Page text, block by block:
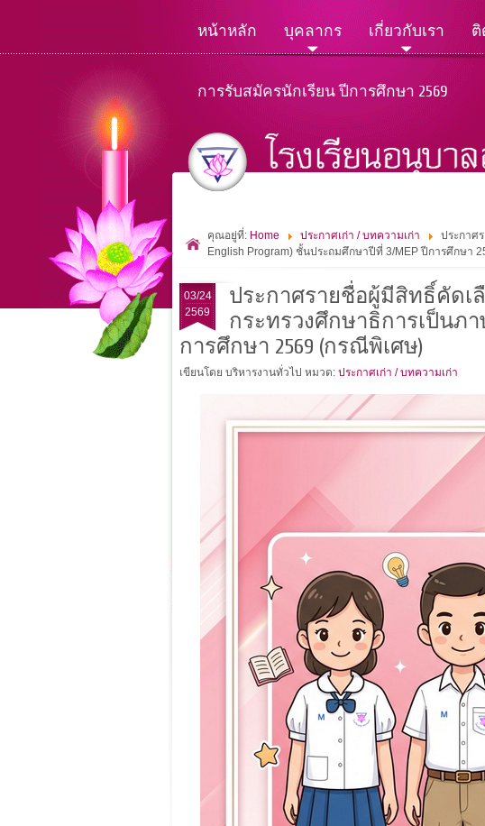
หน้าหลัก บุคลากร เกี่ยวกับเรา ติ
การรับสมัครนักเรียน ปีการศึกษา 2569
คุณอยู่ที่: Home ประกาศเก่า / บทความเก่า
ประกาศ
English Program) ชั้นประถมศึกษาปีที่ 3/MEP ปีการศึกษา
03/24
2569
ประกาศรายชื่อผู้มีสิทธิ์คัดเ
กระทรวงศึกษาธิการเป็นภา
การศึกษา 2569 (กรณีพิเศษ)
เขียนโดย บริหารงานทั่วไป หมวด: ประกาศเก่า / บทความเก่า